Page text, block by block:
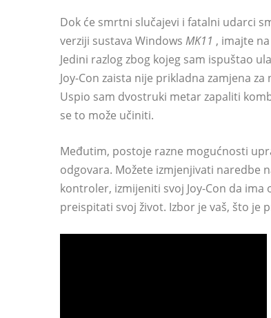
Dok će smrtni slučajevi i fatalni udarci
verziji sustava Windows MK11 , imajte
Jedini razlog zbog kojeg sam ispuštao
Joy-Con zaista nije prikladna zamjena
Uspio sam dvostruki metar zapaliti
se to može učiniti.
Međutim, postoje razne mogućnosti
odgovara. Možete izmjenjivati ​​naredbe
kontroler, izmijeniti svoj Joy-Con da
preispitati svoj život. Izbor je vaš, što je